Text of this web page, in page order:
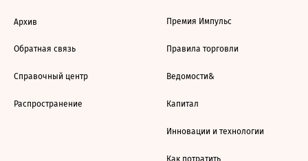
Архив
Обратная связь
Справочный центр
Распространение
Премия Импульс
Правила торговли
Ведомости&
Капитал
Инновации и технологии
Как потратить